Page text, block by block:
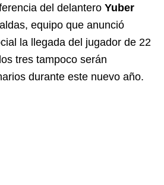
del delantero Yuber
equipo que anunció
la llegada del jugador de 22
tres tampoco serán
durante este nuevo año.